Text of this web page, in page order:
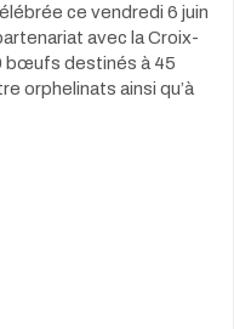
ce vendredi 6 juin
avec la Croix-
bœufs destinés à 45
orphelinats ainsi qu’à